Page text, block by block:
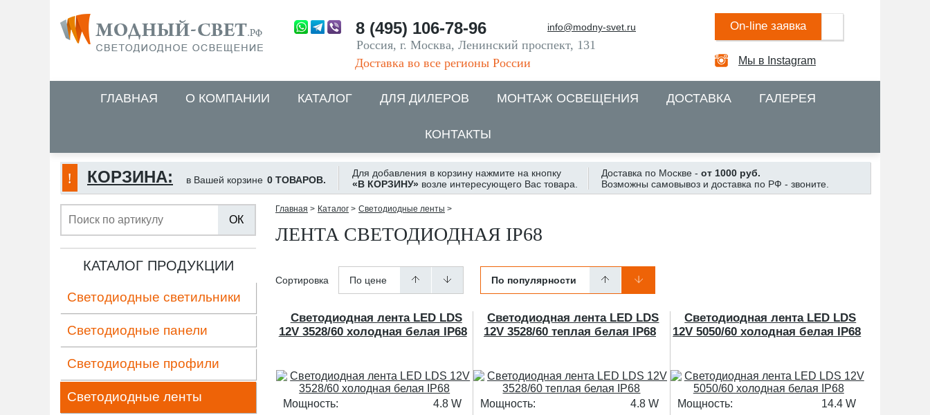
8 (495) 106-78-96 info@modny-svet.ru
Россия, г. Москва, Ленинский проспект, 131
Доставка во все регионы России
On-line заявка
Мы в Instagram
ГЛАВНАЯ О КОМПАНИИ КАТАЛОГ ДЛЯ ДИЛЕРОВ МОНТАЖ ОСВЕЩЕНИЯ ДОСТАВКА ГАЛЕРЕЯ
КОНТАКТЫ
КОРЗИНА: в Вашей корзине 0 ТОВАРОВ.
Для добавления в корзину нажмите на кнопку
«В КОРЗИНУ» возле интересующего Вас товара.
Доставка по Москве - от 1000 руб.
Возможны самовывоз и доставка по РФ - звоните.
ОК
КАТАЛОГ ПРОДУКЦИИ
Светодиодные светильники
Светодиодные панели
Светодиодные профили
Светодиодные ленты
Главная > Каталог > Светодиодные ленты >
ЛЕНТА СВЕТОДИОДНАЯ IP68
Сортировка По цене По популярности
Светодиодная лента LED LDS
12V 3528/60 холодная белая IP68
Мощность:
4.8 W
Светодиодная лента LED LDS
12V 3528/60 теплая белая IP68
Мощность:
4.8 W
Светодиодная лента LED LDS
12V 5050/60 холодная белая IP68
Мощность:
14.4 W